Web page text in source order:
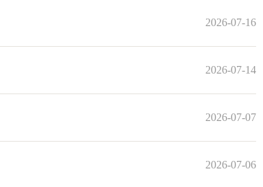
2026-07-16
2026-07-14
2026-07-07
2026-07-06